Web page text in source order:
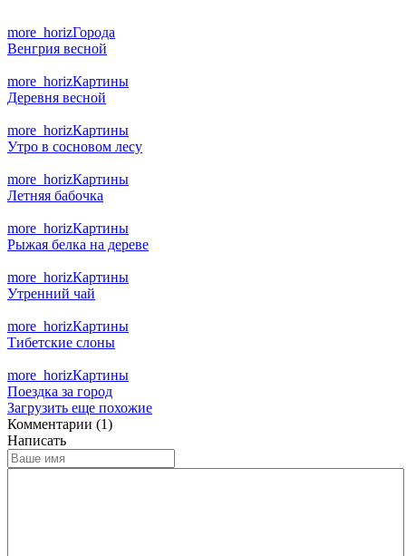
more_horizГорода
Венгрия весной
more_horizКартины
Деревня весной
more_horizКартины
Утро в сосновом лесу
more_horizКартины
Летняя бабочка
more_horizКартины
Рыжая белка на дереве
more_horizКартины
Утренний чай
more_horizКартины
Тибетские слоны
more_horizКартины
Поездка за город
Загрузить еще похожие
Комментарии (1)
Написать